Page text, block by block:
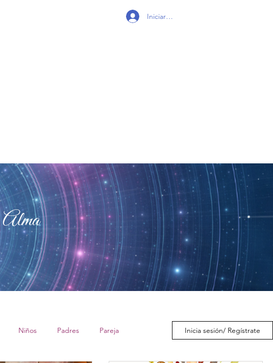
Iniciar sesión
Alma
Niños Padres Pareja Inicia sesión/ Regístrate